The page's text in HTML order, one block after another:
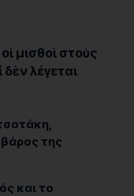
μισθοὶ στοὺς
λέγεται
της
και το